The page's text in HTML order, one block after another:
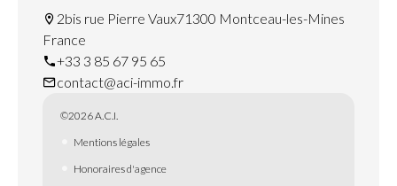
2bis rue Pierre Vaux71300 Montceau-les-Mines
France
+33 3 85 67 95 65
contact@aci-immo.fr
©2026 A.C.I.
Mentions légales
Honoraires d'agence